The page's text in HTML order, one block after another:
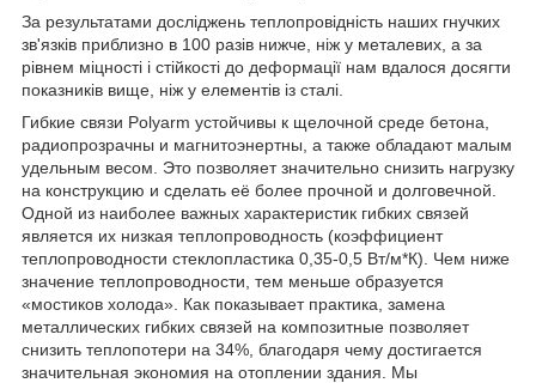
За результатами досліджень теплопровідність наших гнучких
зв'язків приблизно в 100 разів нижче, ніж у металевих, а за
рівнем міцності і стійкості до деформації нам вдалося досягти
показників вище, ніж у елементів із сталі.
Гибкие связи Polyarm устойчивы к щелочной среде бетона,
радиопрозрачны и магнитоэнертны, а также обладают малым
удельным весом. Это позволяет значительно снизить нагрузку
на конструкцию и сделать её более прочной и долговечной.
Одной из наиболее важных характеристик гибких связей
является их низкая теплопроводность (коэффициент
теплопроводности стеклопластика 0,35-0,5 Вт/м*К). Чем ниже
значение теплопроводности, тем меньше образуется
«мостиков холода». Как показывает практика, замена
металлических гибких связей на композитные позволяет
снизить теплопотери на 34%, благодаря чему достигается
значительная экономия на отоплении здания. Мы